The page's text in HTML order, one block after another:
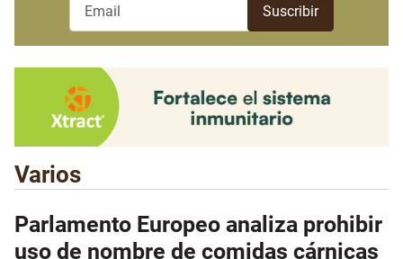
Varios
Parlamento Europeo analiza prohibir
uso de nombre de comidas cárnicas